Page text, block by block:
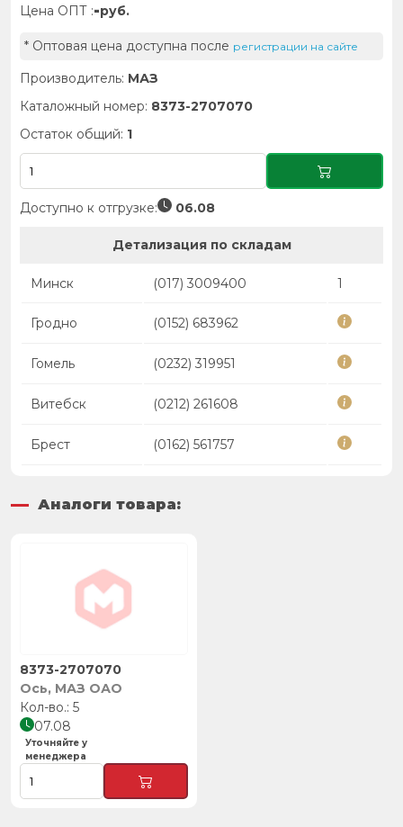
Цена ОПТ :-руб.
* Оптовая цена доступна после регистрации на сайте
Производитель: МАЗ
Каталожный номер: 8373-2707070
Остаток общий: 1
Доступно к отгрузке: 06.08
Детализация по складам
Минск (017) 3009400 1
Гродно (0152) 683962
Гомель (0232) 319951
Витебск (0212) 261608
Брест (0162) 561757
Аналоги товара:
Ось, МАЗ ОАО
8373-2707070
5
07.08
Уточняйте у
менеджера